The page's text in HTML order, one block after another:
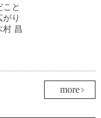
こと
り
村 昌
more